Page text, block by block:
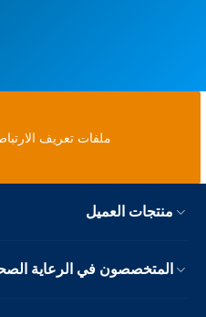
ملفات تعريف
منتجات العميل
المتخصصون في الرعاية